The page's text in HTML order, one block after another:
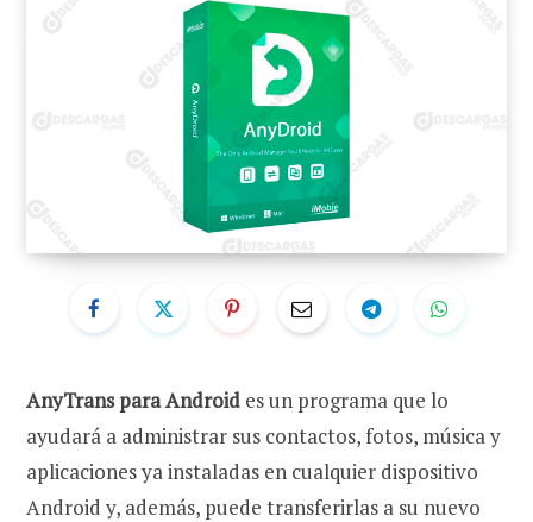
AnyTrans para Android es un programa que lo
ayudará a administrar sus contactos, fotos, música y
aplicaciones ya instaladas en cualquier dispositivo
Android y, además, puede transferirlas a su nuevo